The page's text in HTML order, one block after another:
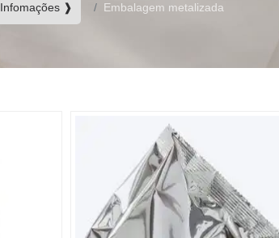
Infomações ❱ Embalagem metalizada